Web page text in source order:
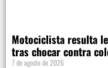
Motociclista resulta
tras chocar contra
7 de agosto de 2026